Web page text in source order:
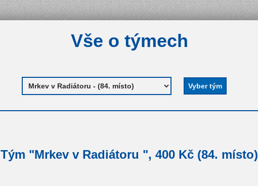
Vše o týmech
Tým "Mrkev v Radiátoru ", 400 Kč (84. místo)